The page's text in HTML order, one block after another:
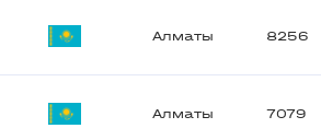
Алматы 8256
Алматы 7079